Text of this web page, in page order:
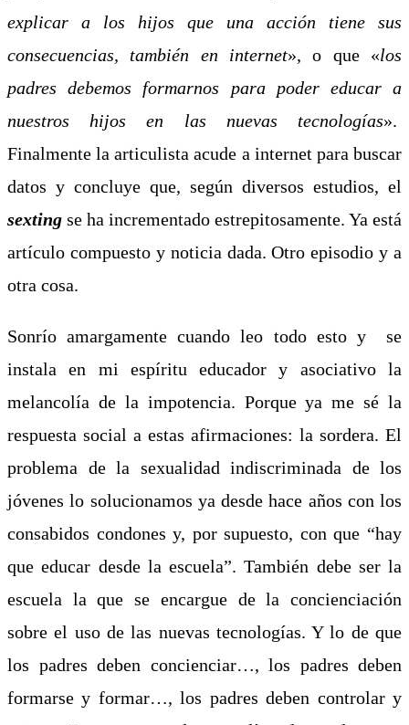
explicar a los hijos que una acción tiene sus
consecuencias, también en internet», o que «los
padres debemos formarnos para poder educar a
nuestros hijos en las nuevas tecnologías».
Finalmente la articulista acude a internet para buscar
datos y concluye que, según diversos estudios, el
sexting se ha incrementado estrepitosamente. Ya está
artículo compuesto y noticia dada. Otro episodio y a
otra cosa.
Sonrío amargamente cuando leo todo esto y se
instala en mi espíritu educador y asociativo la
melancolía de la impotencia. Porque ya me sé la
respuesta social a estas afirmaciones: la sordera. El
problema de la sexualidad indiscriminada de los
jóvenes lo solucionamos ya desde hace años con los
consabidos condones y, por supuesto, con que “hay
que educar desde la escuela”. También debe ser la
escuela la que se encargue de la concienciación
sobre el uso de las nuevas tecnologías. Y lo de que
los padres deben concienciar…, los padres deben
formarse y formar…, los padres deben controlar y